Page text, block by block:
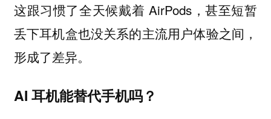
这跟习惯了全天候戴着 AirPods，甚至短暂
丢下耳机盒也没关系的主流用户体验之间，
形成了差异。
AI 耳机能替代手机吗？